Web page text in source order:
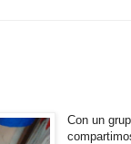
Con un